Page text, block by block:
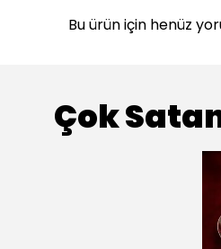
Bu ürün için henüz
Çok